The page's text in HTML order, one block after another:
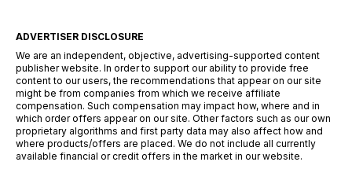
ADVERTISER DISCLOSURE
We are an independent, objective, advertising-supported content
publisher website. In order to support our ability to provide free
content to our users, the recommendations that appear on our site
might be from companies from which we receive affiliate
compensation. Such compensation may impact how, where and in
which order offers appear on our site. Other factors such as our own
proprietary algorithms and first party data may also affect how and
where products/offers are placed. We do not include all currently
available financial or credit offers in the market in our website.